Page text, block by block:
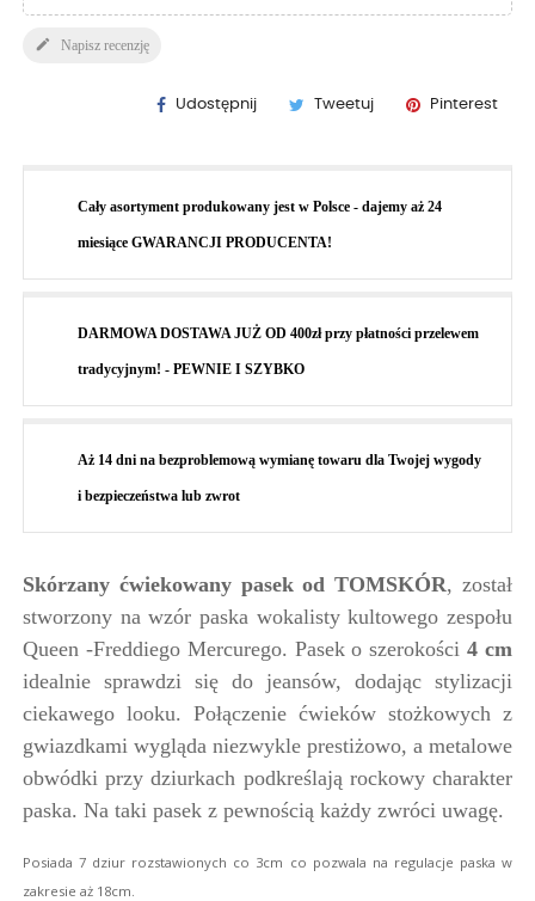
 Napisz recenzję
Udostępnij Tweetuj Pinterest
Cały asortyment produkowany jest w Polsce - dajemy aż 24
miesiące GWARANCJI PRODUCENTA!
DARMOWA DOSTAWA JUŻ OD 400zł przy płatności przelewem
tradycyjnym! - PEWNIE I SZYBKO
Aż 14 dni na bezproblemową wymianę towaru dla Twojej wygody
i bezpieczeństwa lub zwrot
Skórzany ćwiekowany pasek od TOMSKÓR, został
stworzony na wzór paska wokalisty kultowego zespołu
Queen -Freddiego Mercurego. Pasek o szerokości4 cm
idealnie sprawdzi się do jeansów, dodając stylizacji
ciekawego looku. Połączenie ćwieków stożkowych z
gwiazdkami wygląda niezwykle prestiżowo, a metalowe
obwódki przy dziurkach podkreślają rockowy charakter
paska. Na taki pasek z pewnością każdy zwróci uwagę.
Posiada 7 dziur rozstawionych co 3cm co pozwala na regulacje paska w
zakresie aż 18cm.